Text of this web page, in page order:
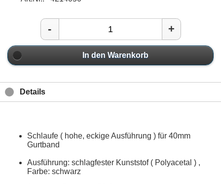
- +
In den Warenkorb
Details
Schlaufe ( hohe, eckige Ausführung ) für 40mm
Gurtband
Ausführung: schlagfester Kunststof ( Polyacetal ) ,
Farbe: schwarz